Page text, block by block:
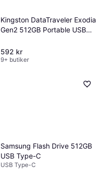
Kingston DataTraveler Exodia
Gen2 512GB Portable USB
592 kr
9+ butiker
Samsung Flash Drive 512GB
USB Type-C
USB Type-C